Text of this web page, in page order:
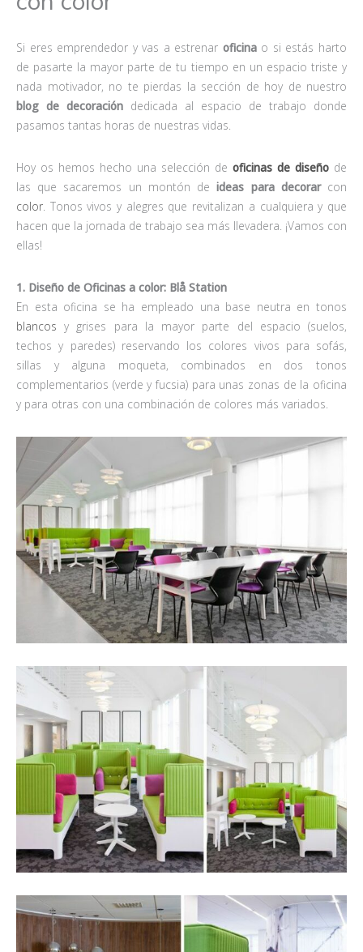
Si eres emprendedor y vas a estrenar oficinao si estás harto
de pasarte la mayor parte de tu tiempo en un espacio triste y
nada motivador, no te pierdas la sección de hoy de nuestro
blog de decoración dedicada al espacio de trabajo donde
pasamos tantas horas de nuestras vidas.
Hoy os hemos hecho una selección de oficinas de diseño de
las que sacaremos un montón deideas para decorarcon
color . Tonos vivos y alegres que revitalizan a cualquiera y que
hacen que la jornada de trabajo sea más llevadera. ¡Vamos con
ellas!
1. Diseño de Oficinas a color: Blå Station
En esta oficina se ha empleado una base neutra en tonos
blancos y grises para la mayor parte del espacio (suelos,
techos y paredes) reservando los colores vivos para sofás,
sillas y alguna moqueta, combinados en dos tonos
complementarios (verde y fucsia) para unas zonas de la oficina
y para otras con una combinación de colores más variados.